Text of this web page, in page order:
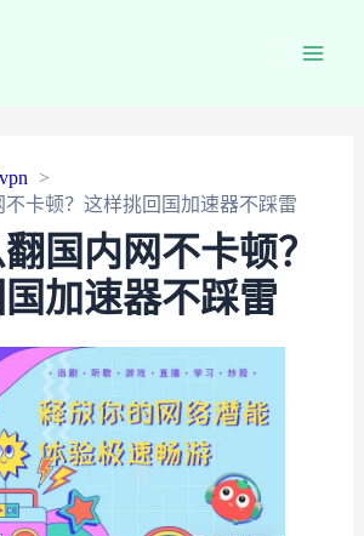
不卡顿？这样挑回国加速器不踩雷
国内网不卡顿？
加速器不踩雷